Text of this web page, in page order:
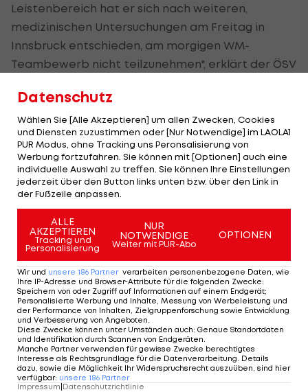
Leistenbereich hat er sich nach weiteren,
medizinischen Untersuchungen am Freitag in
Innsbruck entschieden, am morgigen WM-
Teambewerb nicht teilzunehmen", erklärt der ÖSV
einer Corona-Erkrankung genesen war, sein
Antreten im Einzelbewerb am Freitag und
Samstag absagen müssen. Der 27-jährige
Weltcup-Titelverteidiger hatte auch schon in der
kämpfen gehabt.
HIGHLIGHTS: LASK - SK Sturm Graz
Fußball - Frauen-Bundesliga
FC Blau-Weiß Linz
Fußball -
Mehr zum Thema
Datenschutz
Wählen Sie [Alle Akzeptieren] um allen Zwecken, Cookies
und Diensten zuzustimmen oder [Nur Notwendige] im LAOLA1
PUR Modus, ohne Tracking uns Peronsalisierung von
Werbung fortzufahren. Sie können mit [Optionen] auch eine
individuelle Auswahl zu treffen. Sie können Ihre Einstellungen
jederzeit über den Button links unten bzw. über den Link in
der Fußzeile anpassen.
ALLE
AKZEPTIEREN
Tracking und
Personalisierung
NUR
NOTWENDIGE
Weiter mit PUR-Abo
OPTIONEN
Wir und unsere 186 Partner verarbeiten personenbezogene Daten, wie
Ihre IP-Adresse und Browser-Attribute für die folgenden Zwecke:
Speichern von oder Zugriff auf Informationen auf einem Endgerät;
Personalisierte Werbung und Inhalte, Messung von Werbeleistung und
der Performance von Inhalten, Zielgruppenforschung sowie Entwicklung
und Verbesserung von Angeboten
Diese Zwecke können unter Umständen auch: Genaue Standortdaten
und Identifikation durch Scannen von Endgeräten
Manche Partner verwenden für gewisse Zwecke berechtigtes
Interesse als Rechtsgrundlage für die Datenverarbeitung. Details
dazu, sowie die Möglichkeit Ihr Widerspruchsrecht auszuüben, sind hier
verfügbar: unsere 186 Partner
Impressum|Datenschutzrichtlinie